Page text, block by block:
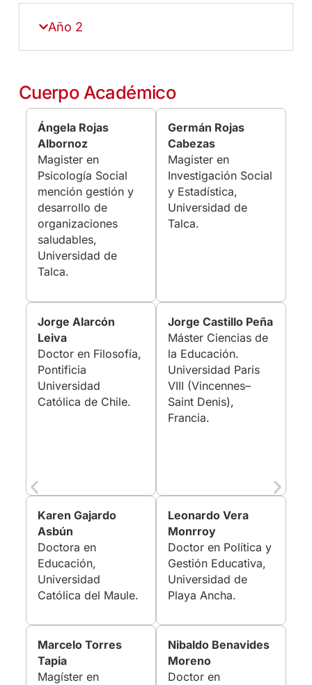
Año 2
Cuerpo Académico
Ángela Rojas
Albornoz
Magister en
Psicología Social
mención gestión y
desarrollo de
organizaciones
saludables,
Universidad de
Talca.
Germán Rojas
Cabezas
Magister en
Investigación Social
y Estadística,
Universidad de
Talca.
Jorge Alarcón
Leiva
Doctor en Filosofía,
Pontificia
Universidad
Católica de Chile.
Jorge Castillo Peña
Máster Ciencias de
la Educación.
Universidad Paris
VIII (Vincennes–
Saint Denis),
Francia.
Karen Gajardo
Asbún
Doctora en
Educación,
Universidad
Católica del Maule.
Leonardo Vera
Monrroy
Doctor en Política y
Gestión Educativa,
Universidad de
Playa Ancha.
Marcelo Torres
Tapia
Magíster en
Nibaldo Benavides
Moreno
Doctor en